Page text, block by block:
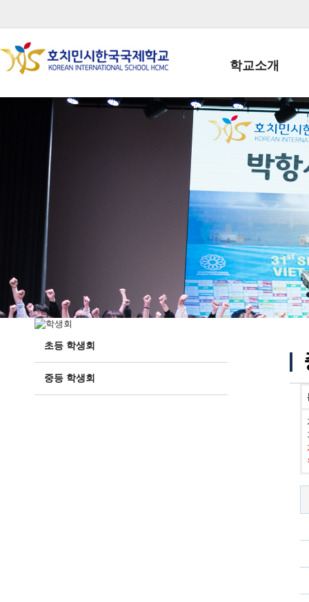
학교소개
학교장인사말
학생회장인사말
학교상징
학교 CI
교직원현황
학생현황
위치/전화
전경사진
초등 학생회
중등 학생회